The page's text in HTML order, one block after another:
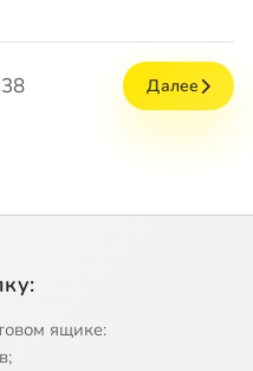
Далее
ящике: